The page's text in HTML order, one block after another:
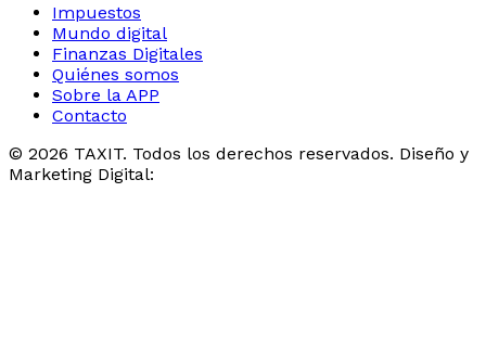
Impuestos
Mundo digital
Finanzas Digitales
Quiénes somos
Sobre la APP
Contacto
© 2026 TAXIT. Todos los derechos reservados. Diseño y
Marketing Digital: